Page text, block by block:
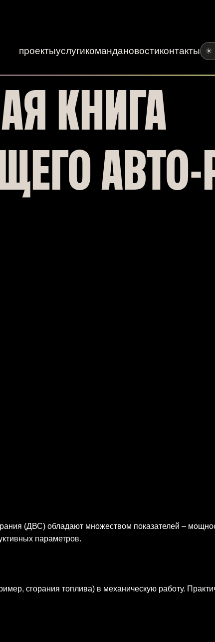
проектыуслугикомандановостиконтакты ☀
КНИГА
АВТО-
(ДВС) обладают множеством показателей –
параметров.
сгорания топлива) в механическую работу.